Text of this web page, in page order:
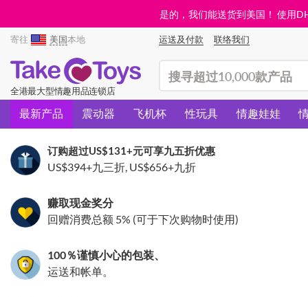
是的，我们能送货到美国！ 使用
寄往 美国本地 运送及付款 联络我们
全港最大型情趣用品连锁店
最新产品 震动器 飞机杯 性玩具 情趣娃娃
订购超过US$131+元可享九五折优惠
US$394+九三折, US$656+九折
赚取现金奖分
回赠消费总额 5% (可于下次购物时使用)
100％谨慎小心的包装、
运送和帐单。